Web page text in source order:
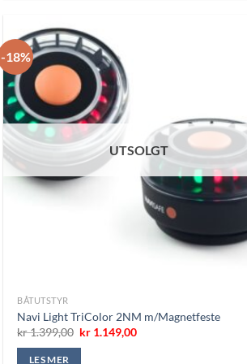
-18%
UTSOLGT
BÅTUTSTYR
Navi Light TriColor 2NM m/Magnetfeste
kr1.399,00 Opprinnelig
kr 1.149,00Nåværende
LES MER